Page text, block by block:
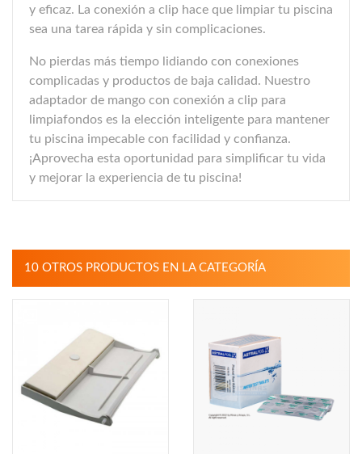
y eficaz. La conexión a clip hace que limpiar tu piscina
sea una tarea rápida y sin complicaciones.
No pierdas más tiempo lidiando con conexiones
complicadas y productos de baja calidad. Nuestro
adaptador de mango con conexión a clip para
limpiafondos es la elección inteligente para mantener
tu piscina impecable con facilidad y confianza.
¡Aprovecha esta oportunidad para simplificar tu vida
y mejorar la experiencia de tu piscina!
10 OTROS PRODUCTOS EN LA CATEGORÍA